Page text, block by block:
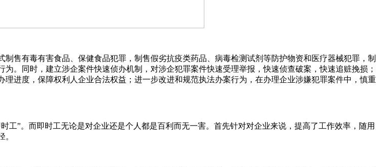
售有毒有害食品、保健食品犯罪，制售假劣抗疫类药品、病毒检测试剂等防护物资和医疗器械犯罪，制
。同时，建立涉企案件快速侦办机制，对涉企犯罪案件快速受理举报，快速侦查破案，快速追赃挽损；
进度，保障权利人企业合法权益；进一步改进和规范执法办案行为，在办理企业涉嫌犯罪案件中，慎重
工”。而即时工无论是对企业还是个人都是百利而无一害。首先针对对企业来说，提高了工作效率，随用